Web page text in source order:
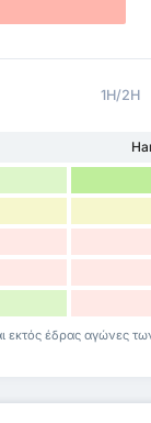
1H/2H
εκτός έδρας αγώνες